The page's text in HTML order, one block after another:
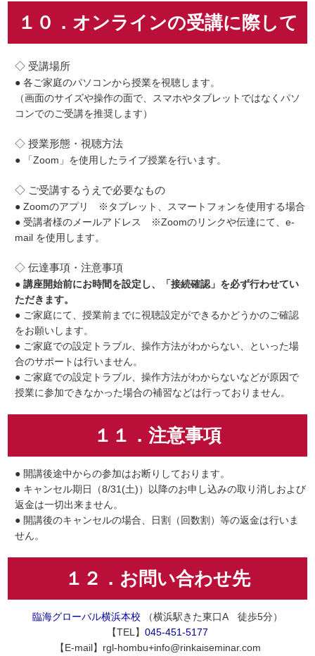
１０．オンラインの受講に際して
◇ 受講場所
● 各ご家庭のパソコンから授業を視聴します。
（画面のサイズや操作の面で、スマホやタブレットではなくパソ
コンでのご受講を推奨します）
◇ 授業形態・視聴方法
● 「Zoom」を使用したライブ授業を行います。
◇ ご受講するうえで必要なもの
● Zoomのアプリ ※タブレット、スマートフォンを使用する場合
● 受講者様のメールアドレス ※Zoomのリンクや伝達にて、e-
mail を使用します。
◇ 伝達事項・注意事項
●講座開始前にお時間を設定し、「接続確認」を必ず行わせてい
ただきます。
● ご家庭にて、授業前までに視聴設定ができるかどうかのご確認
をお願いします。
● ご家庭での設定トラブル、操作方法がわからない、といった場
合のサポートは行いません。
● ご家庭での設定トラブル、操作方法がわからないなどが原因で
授業に参加できなかった場合の補習などは行っておりません。
１１．注意事項
● 開講後途中からの参加はお断りしております。
● キャンセル期日（8/31(土)）以降のお申し込みの取り消しおよび
返金は一切出来ません。
● 開講後のキャンセルの場合、日割（回数割）等の返金は行いま
せん。
１２．お問い合わせ先
臨海グローバル横浜本校 （横浜駅きた東口A 徒歩5分）
【TEL】 045-451-5177
【E-mail】rgl-hombu+info@rinkaiseminar.com